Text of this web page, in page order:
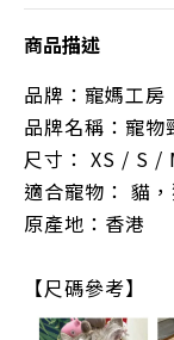
商品描述
品牌：寵媽工房
品牌名稱：寵物
尺寸： XS / S /
適合寵物： 貓
原產地：香港
【尺碼參考】